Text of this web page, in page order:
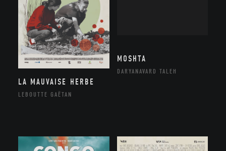
LA MAUVAISE HERBE
LEBOUTTE GAËTAN
MOSHTA
DARYANAVARD TALEH